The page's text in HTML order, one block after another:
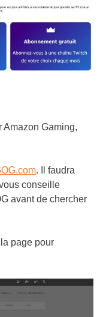
Amazon Gaming,
. Il faudra
conseille
avant de chercher
page pour